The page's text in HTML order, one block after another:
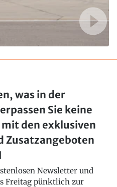
was in der
Sie keine
den exklusiven
Zusatzangeboten
Newsletter und
Freitag pünktlich zur